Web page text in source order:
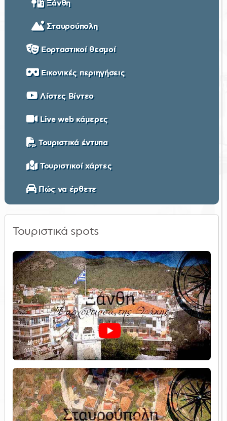
Ξάνθη
Σταυρούπολη
Εορταστικοί θεσμοί
Εικονικές περιηγήσεις
Λίστες Βίντεο
Live web κάμερες
Τουριστικά έντυπα
Τουριστικοί χάρτες
Πώς να έρθετε
Τουριστικά spots